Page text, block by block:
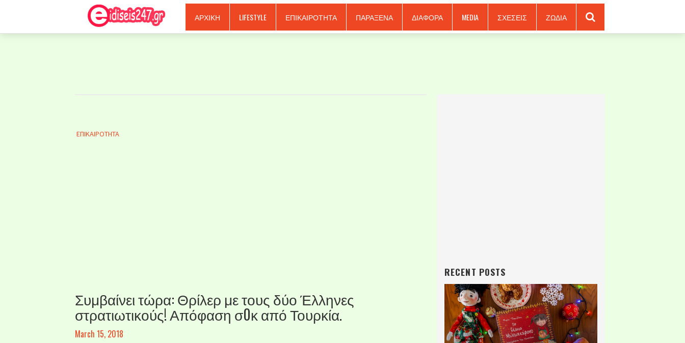
Ξερόλας ΑΡΧΙΚΗ LIFESTYLE ΕΠΙΚΑΙΡΟΤΗΤΑ ΠΑΡΑΞΕΝΑ ΔΙΑΦΟΡΑ MEDIA ΣΧΕΣΕΙΣ ΖΩΔΙΑ
ΕΠΙΚΑΙΡΟΤΗΤΑ
Συμβαίνει τώρα: Θρίλερ με τους δύο Έλληνες
στρατιωτικούς! Απόφαση σ0κ από Τουρκία.
March 15, 2018
RECENT POSTS